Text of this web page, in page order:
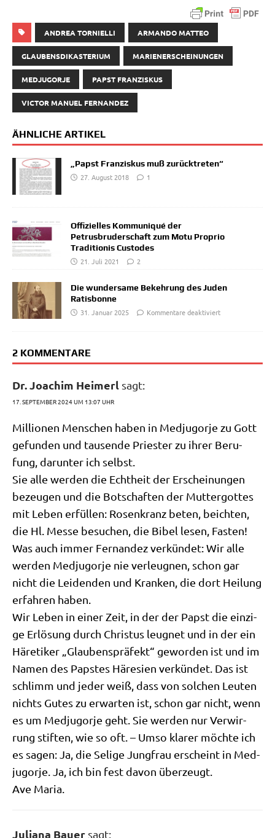
ANDREA TORNIELLI ARMANDO MATTEO
GLAUBENSDIKASTERIUM MARIENERSCHEINUNGEN
MEDJUGORJE PAPST FRANZISKUS
VICTOR MANUEL FERNANDEZ
ÄHNLICHE ARTIKEL
„Papst Franziskus muß zurücktreten“
27. August 2018
1
Offizielles Kommuniqué der
Petrusbruderschaft zum Motu Proprio
Traditionis Custodes
21. Juli 2021
2
Die wundersame Bekehrung des Juden
Ratisbonne
31. Januar 2025
Kommentare deaktiviert
2 KOMMENTARE
Dr. Joachim Heimerl sagt:
17. SEPTEMBER 2024 UM 13:07 UHR
Mil­lio­nen Men­schen haben in Med­jug­or­je zu Gott
gefun­den und tau­sen­de Prie­ster zu ihrer Beru­
fung, dar­un­ter ich selbst.
Sie alle wer­den die Echt­heit der Erschei­nun­gen
bezeu­gen und die Bot­schaf­ten der Mut­ter­got­tes
mit Leben erfül­len: Rosen­kranz beten, beich­ten,
die Hl. Mes­se besu­chen, die Bibel lesen, Fasten!
Was auch immer Fer­nan­dez ver­kün­det: Wir alle
wer­den Med­jug­or­je nie ver­leug­nen, schon gar
nicht die Lei­den­den und Kran­ken, die dort Hei­lung
erfah­ren haben.
Wir Leben in einer Zeit, in der der Papst die ein­zi­
ge Erlö­sung durch Chri­stus leug­net und in der ein
Häre­ti­ker „Glau­bens­prä­fekt“ gewor­den ist und im
Namen des Pap­stes Häre­si­en ver­kün­det. Das ist
schlimm und jeder weiß, dass von sol­chen Leu­ten
nichts Gutes zu erwar­ten ist, schon gar nicht, wenn
es um Med­jug­or­je geht. Sie wer­den nur Ver­wir­
rung stif­ten, wie so oft. – Umso kla­rer möch­te ich
es sagen: Ja, die Seli­ge Jung­frau erscheint in Med­
jug­or­je. Ja, ich bin fest davon über­zeugt.
Ave Maria.
Juliana Bauer sagt: